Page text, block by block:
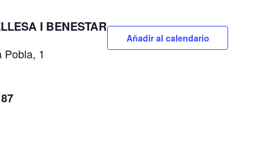
I BENESTAR
Pobla, 1
Añadir al calendario